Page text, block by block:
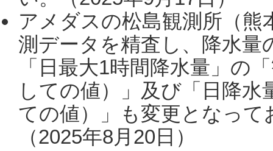
アメダスの松島観測所（熊
測データを精査し、降水
「日最大1時間降水量」の
しての値）」及び「日降
ての値）」も変更となっ
（2025年8月20日）